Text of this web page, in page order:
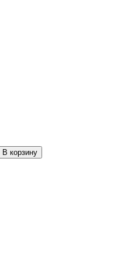
В корзину